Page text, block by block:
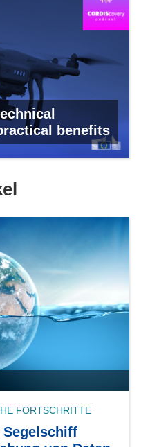
benefits
FORTSCHRITTE
Segelschiff